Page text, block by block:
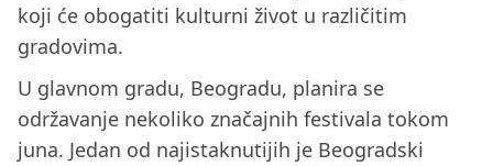
koji će obogatiti kulturni život u različitim
gradovima.
U glavnom gradu, Beogradu, planira se
održavanje nekoliko značajnih festivala tokom
juna. Jedan od najistaknutijih je Beogradski